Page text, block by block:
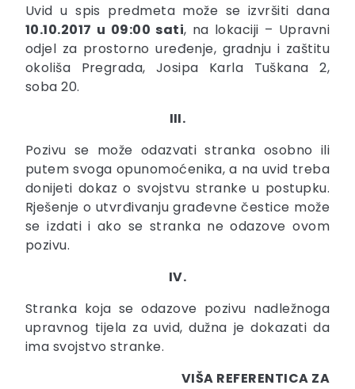
Uvid u spis predmeta može se izvršiti dana
10.10.2017 u 09:00 sati, na lokaciji – Upravni
odjel za prostorno uređenje, gradnju i zaštitu
okoliša Pregrada, Josipa Karla Tuškana 2,
soba 20.
III.
Pozivu se može odazvati stranka osobno ili
putem svoga opunomoćenika, a na uvid treba
donijeti dokaz o svojstvu stranke u postupku.
Rješenje o utvrđivanju građevne čestice može
se izdati i ako se stranka ne odazove ovom
pozivu.
IV.
Stranka koja se odazove pozivu nadležnoga
upravnog tijela za uvid, dužna je dokazati da
ima svojstvo stranke.
VIŠA REFERENTICA ZA